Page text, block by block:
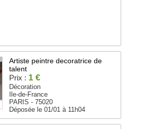
Artiste peintre decoratrice de
talent
Prix : 1 €
Décoration
Ile-de-France
PARIS - 75020
Déposée le 01/01 à 11h04